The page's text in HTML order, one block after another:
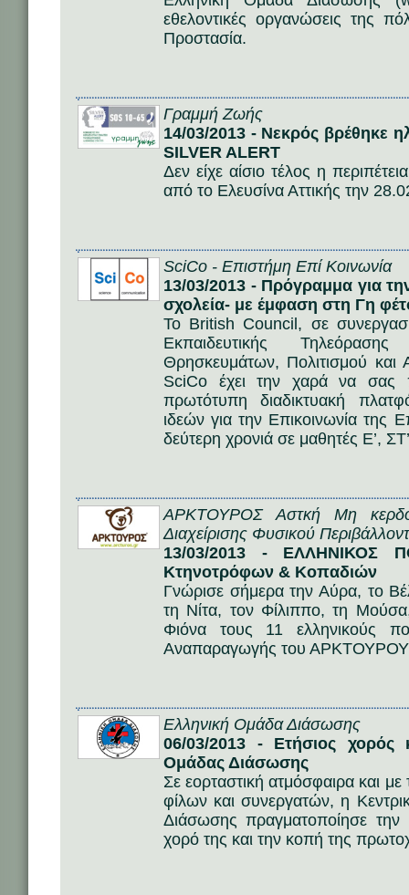
εθελοντικές οργανώσεις της
Προστασία.
Γραμμή Ζωής
14/03/2013 - Νεκρός βρέθηκε
SILVER ALERT
Δεν είχε αίσιο τέλος η
από το Ελευσίνα Αττικής την
SciCo - Επιστήμη Επί Κοινωνία
13/03/2013 - Πρόγραμμα για
σχολεία- με έμφαση στη Γη
Το British Council, σε
Εκπαιδευτικής
Θρησκευμάτων, Πολιτισμού και
SciCo έχει την χαρά να σας
πρωτότυπη διαδικτυακή
ιδεών για την Επικοινωνία της
δεύτερη χρονιά σε μαθητές Ε’,
ΑΡΚΤΟΥΡΟΣ Αστκή Μη
Διαχείρισης Φυσικού
13/03/2013 - ΕΛΛΗΝΙΚΟΣ
Κτηνοτρόφων & Κοπαδιών
Γνώρισε σήμερα την Αύρα, το
τη Νίτα, τον Φίλιππο, τη
Φιόνα τους 11 ελληνικούς
Αναπαραγωγής του ΑΡΚΤΟΥΡΟΥ
Ελληνική Ομάδα Διάσωσης
06/03/2013 - Ετήσιος χορός
Ομάδας Διάσωσης
Σε εορταστική ατμόσφαιρα και
φίλων και συνεργατών, η
Διάσωσης πραγματοποίησε
χορό της και την κοπή της